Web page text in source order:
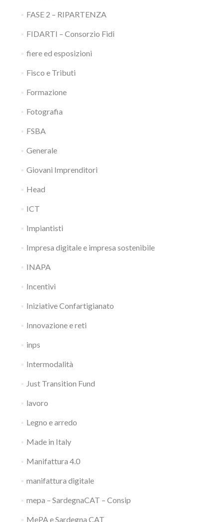
FASE 2 – RIPARTENZA
FIDARTI – Consorzio Fidi
fiere ed esposizioni
Fisco e Tributi
Formazione
Fotografia
FSBA
Generale
Giovani Imprenditori
Head
ICT
Impiantisti
Impresa digitale e impresa sostenibile
INAPA
Incentivi
Iniziative Confartigianato
Innovazione e reti
inps
Intermodalità
Just Transition Fund
lavoro
Legno e arredo
Made in Italy
Manifattura 4.0
manifattura digitale
mepa – SardegnaCAT – Consip
MePA e Sardegna CAT